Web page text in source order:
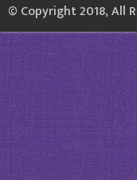
© Copyright 2018, All